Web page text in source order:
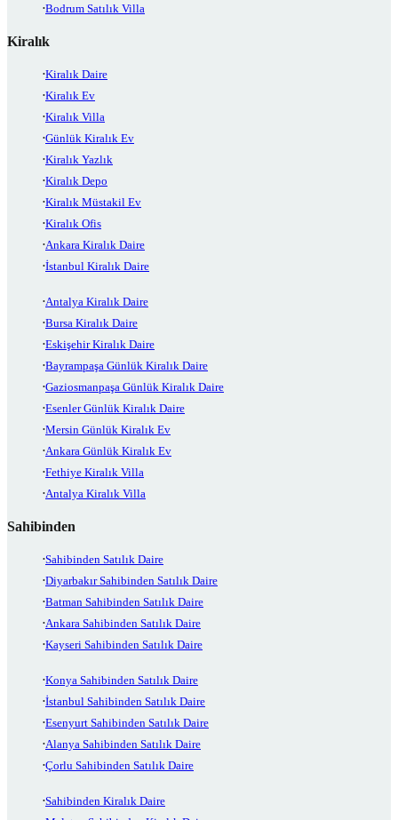
Bodrum Satılık Villa
Kiralık
Kiralık Daire
Kiralık Ev
Kiralık Villa
Günlük Kiralık Ev
Kiralık Yazlık
Kiralık Depo
Kiralık Müstakil Ev
Kiralık Ofis
Ankara Kiralık Daire
İstanbul Kiralık Daire
Antalya Kiralık Daire
Bursa Kiralık Daire
Eskişehir Kiralık Daire
Bayrampaşa Günlük Kiralık Daire
Gaziosmanpaşa Günlük Kiralık Daire
Esenler Günlük Kiralık Daire
Mersin Günlük Kiralık Ev
Ankara Günlük Kiralık Ev
Fethiye Kiralık Villa
Antalya Kiralık Villa
Sahibinden
Sahibinden Satılık Daire
Diyarbakır Sahibinden Satılık Daire
Batman Sahibinden Satılık Daire
Ankara Sahibinden Satılık Daire
Kayseri Sahibinden Satılık Daire
Konya Sahibinden Satılık Daire
İstanbul Sahibinden Satılık Daire
Esenyurt Sahibinden Satılık Daire
Alanya Sahibinden Satılık Daire
Çorlu Sahibinden Satılık Daire
Sahibinden Kiralık Daire